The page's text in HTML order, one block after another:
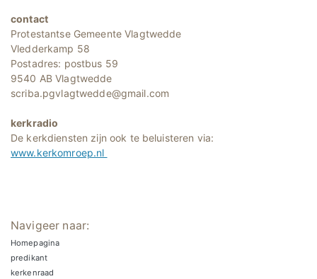
contact
Protestantse Gemeente Vlagtwedde
Vledderkamp 58
Postadres: postbus 59
9540 AB Vlagtwedde
scriba.pgvlagtwedde@gmail.com
kerkradio
De kerkdiensten zijn ook te beluisteren via:
www.kerkomroep.nl
Navigeer naar:
Homepagina
predikant
kerkenraad